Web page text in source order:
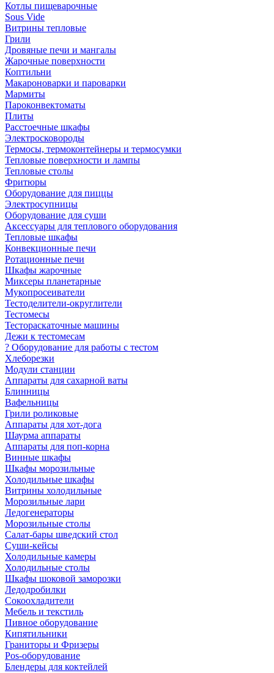
Котлы пищеварочные
Sous Vide
Витрины тепловые
Грили
Дровяные печи и мангалы
Жарочные поверхности
Коптильни
Макароноварки и пароварки
Мармиты
Пароконвектоматы
Плиты
Расстоечные шкафы
Электросковороды
Термосы, термоконтейнеры и термосумки
Тепловые поверхности и лампы
Тепловые столы
Фритюры
Оборудование для пиццы
Электросупницы
Оборудование для суши
Аксессуары для теплового оборудования
Тепловые шкафы
Конвекционные печи
Ротационные печи
Шкафы жарочные
Миксеры планетарные
Мукопросеиватели
Тестоделители-округлители
Тестомесы
Тестораскаточные машины
Дежи к тестомесам
? Оборудование для работы с тестом
Хлеборезки
Модули станции
Аппараты для сахарной ваты
Блинницы
Вафельницы
Грили роликовые
Аппараты для хот-дога
Шаурма аппараты
Аппараты для поп-корна
Винные шкафы
Шкафы морозильные
Холодильные шкафы
Витрины холодильные
Морозильные лари
Ледогенераторы
Морозильные столы
Салат-бары шведский стол
Суши-кейсы
Холодильные камеры
Холодильные столы
Шкафы шоковой заморозки
Ледодробилки
Сокоохладители
Мебель и текстиль
Пивное оборудование
Кипятильники
Граниторы и Фризеры
Pos-оборудование
Блендеры для коктейлей